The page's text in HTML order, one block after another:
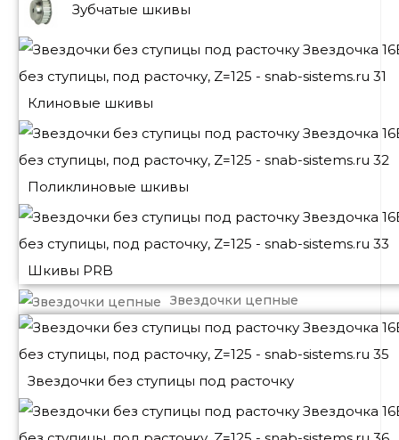
Зубчатые шкивы
Клиновые шкивы
Поликлиновые шкивы
Шкивы PRB
Звездочки цепные
Звездочки без ступицы под расточку